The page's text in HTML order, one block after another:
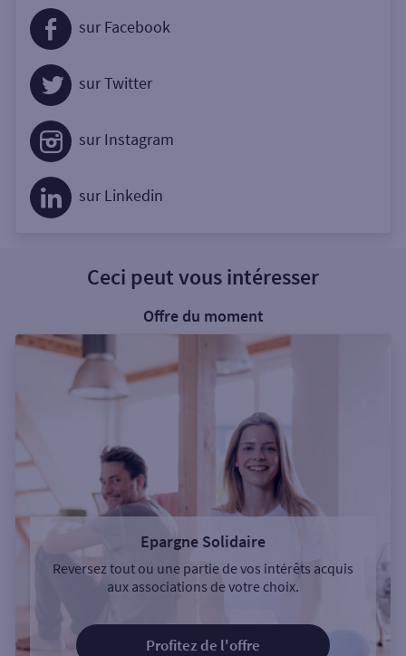
sur Facebook
sur Twitter
sur Instagram
sur Linkedin
Ceci peut vous intéresser
Offre du moment
Epargne Solidaire
Reversez tout ou une partie de vos intérêts acquis
aux associations de votre choix.
Profitez de l'offre